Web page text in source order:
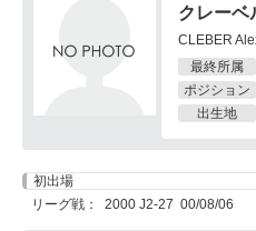
クレーベ
CLEBER
最終所属
ポジション
出生地
初出場
リーグ戦： 2000 J2-27 00/08/06